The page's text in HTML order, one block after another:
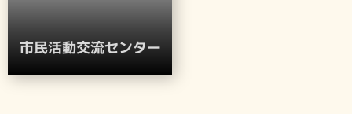
市民活動交流センター